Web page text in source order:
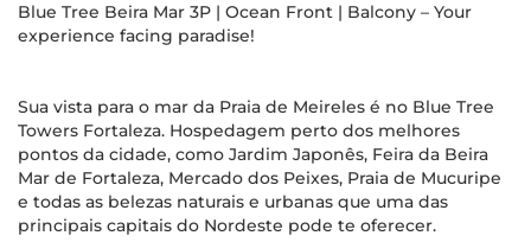
Blue Tree Beira Mar 3P | Ocean Front | Balcony – Your
experience facing paradise!
Sua vista para o mar da Praia de Meireles é no Blue Tree
Towers Fortaleza. Hospedagem perto dos melhores
pontos da cidade, como Jardim Japonês, Feira da Beira
Mar de Fortaleza, Mercado dos Peixes, Praia de Mucuripe
e todas as belezas naturais e urbanas que uma das
principais capitais do Nordeste pode te oferecer.